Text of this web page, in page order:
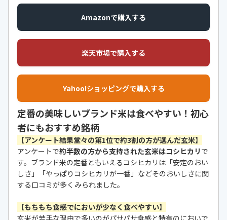
Amazonで購入する
楽天市場で購入する
Yahoo!ショッピングで購入する
定番の美味しいブランド米は食べやすい！初心
者にもおすすめ銘柄
【アンケート結果堂々の第1位で約3割の方が選んだ玄米】
アンケートで約半数の方から支持された玄米はコシヒカリ で
す。ブランド米の定番ともいえるコシヒカリは「安定のおい
しさ」「やっぱりコシヒカリが一番」などそのおいしさに関
する口コミが多くみられました。
【もちもち食感でにおいが少なく食べやすい】